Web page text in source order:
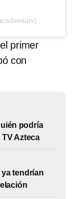
primer
con
podría
Azteca
ya tendrían